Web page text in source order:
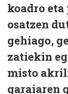
koadro
osatzen
gehiago,
zatiekin
misto
garaiaren